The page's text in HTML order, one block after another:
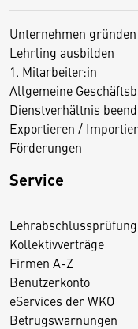
Unternehmen gründen
Lehrling ausbilden
1. Mitarbeiter:in
Allgemeine
Dienstverhältnis
Exportieren /
Förderungen
Service
Kollektivverträge
Firmen A-Z
Benutzerkonto
eServices der WKO
Betrugswarnungen